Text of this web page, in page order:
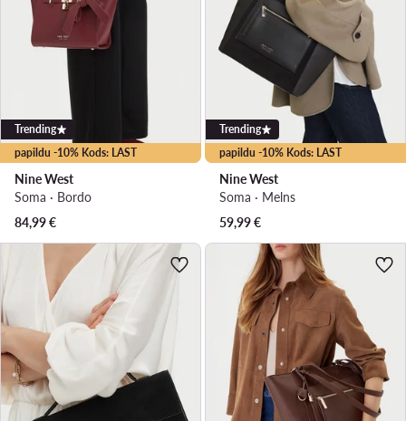
papildu -10% Kods: LAST
Trending
Nine West
Soma · Bordo
84,99€
papildu -10% Kods: LAST
Trending
Nine West
Soma · Melns
59,99€